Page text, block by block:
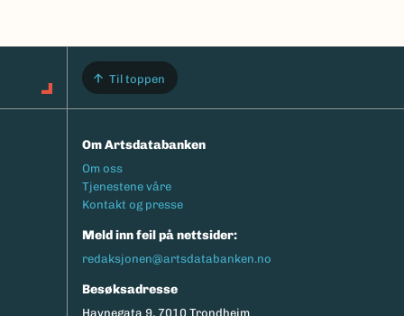
Til toppen
Om Artsdatabanken
Footermeny
Om oss
Tjenestene våre
Kontakt og presse
Meld inn feil på nettsider:
redaksjonen@artsdatabanken.no
Besøksadresse
Havnegata 9, 7010 Trondheim